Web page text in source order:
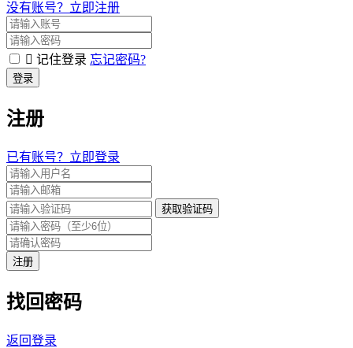
没有账号？立即注册
记住登录 忘记密码?
登录
注册
已有账号？立即登录
获取验证码
注册
找回密码
返回登录